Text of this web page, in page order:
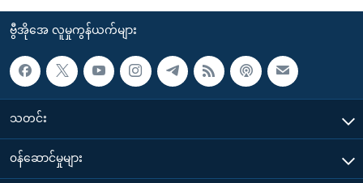
ဗွီအိုအေ လူမှုကွန်ယက်များ
သတင်း
၀န်ဆောင်မှုများ